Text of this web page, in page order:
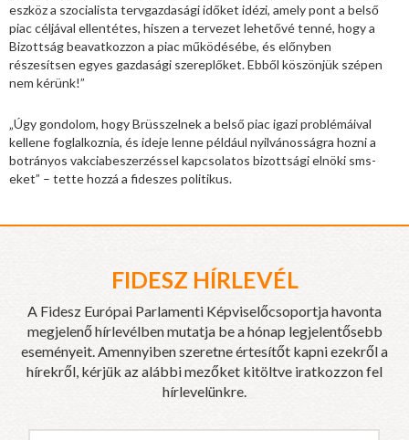
eszköz a szocialista tervgazdasági időket idézi, amely pont a belső
piac céljával ellentétes, hiszen a tervezet lehetővé tenné, hogy a
Bizottság beavatkozzon a piac működésébe, és előnyben
részesítsen egyes gazdasági szereplőket. Ebből köszönjük szépen
nem kérünk!”
„Úgy gondolom, hogy Brüsszelnek a belső piac igazi problémáival
kellene foglalkoznia, és ideje lenne például nyilvánosságra hozni a
botrányos vakciabeszerzéssel kapcsolatos bizottsági elnöki sms-
eket” – tette hozzá a fideszes politikus.
FIDESZ HÍRLEVÉL
A Fidesz Európai Parlamenti Képviselőcsoportja havonta
megjelenő hírlevélben mutatja be a hónap legjelentősebb
eseményeit. Amennyiben szeretne értesítőt kapni ezekről a
hírekről, kérjük az alábbi mezőket kitöltve iratkozzon fel
hírlevelünkre.